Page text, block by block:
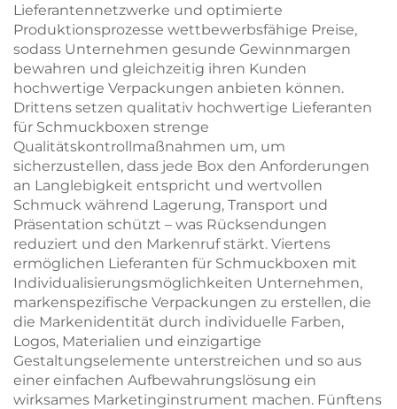
Lieferantennetzwerke und optimierte
Produktionsprozesse wettbewerbsfähige Preise,
sodass Unternehmen gesunde Gewinnmargen
bewahren und gleichzeitig ihren Kunden
hochwertige Verpackungen anbieten können.
Drittens setzen qualitativ hochwertige Lieferanten
für Schmuckboxen strenge
Qualitätskontrollmaßnahmen um, um
sicherzustellen, dass jede Box den Anforderungen
an Langlebigkeit entspricht und wertvollen
Schmuck während Lagerung, Transport und
Präsentation schützt – was Rücksendungen
reduziert und den Markenruf stärkt. Viertens
ermöglichen Lieferanten für Schmuckboxen mit
Individualisierungsmöglichkeiten Unternehmen,
markenspezifische Verpackungen zu erstellen, die
die Markenidentität durch individuelle Farben,
Logos, Materialien und einzigartige
Gestaltungselemente unterstreichen und so aus
einer einfachen Aufbewahrungslösung ein
wirksames Marketinginstrument machen. Fünftens